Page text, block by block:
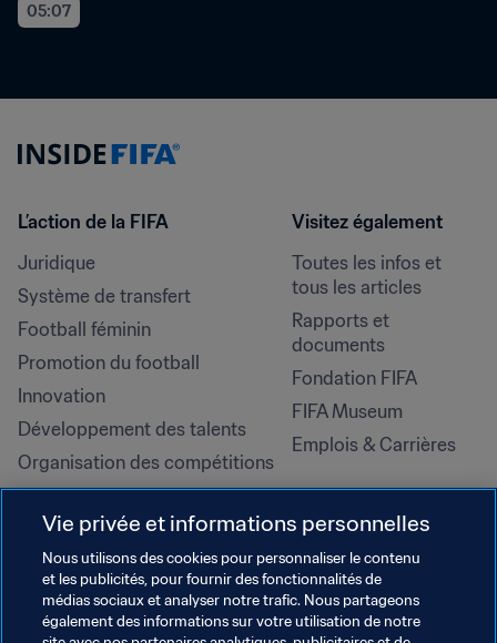
05:07
L’action de la FIFA
Juridique
Système de transfert
Football féminin
Promotion du football
Innovation
Développement des talents
Organisation des compétitions
Développement durable
Droits de l'homme et lutte contre
la discrimination
Santé et médical
Initiatives en matière de
Visitez également
Toutes les infos et
tous les articles
Rapports et
documents
Fondation FIFA
FIFA Museum
Emplois & Carrières
Vie privée et informations personnelles
Nous utilisons des cookies pour personnaliser le contenu
et les publicités, pour fournir des fonctionnalités de
médias sociaux et analyser notre trafic. Nous partageons
également des informations sur votre utilisation de notre